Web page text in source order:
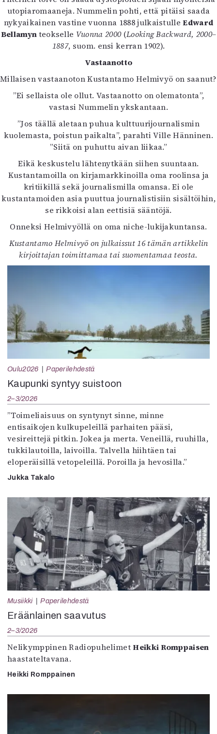
utopiaromaaneja. Nummelin pohti, että pitäisi saada
nykyaikainen vastine vuonna 1888 julkaistulleEdward
Bellamynteokselle Vuonna 2000 (Looking Backward, 2000–
1887, suom. ensi kerran 1902).
Vastaanotto
Millaisen vastaanoton Kustantamo Helmivyö on saanut?
”Ei sellaista ole ollut. Vastaanotto on olematonta”,
vastasi Nummelin ykskantaan.
”Jos täällä aletaan puhua kulttuurijournalismin
kuolemasta, poistun paikalta”, parahti Ville Hänninen.
”Siitä on puhuttu aivan liikaa.”
Eikä keskustelu lähtenytkään siihen suuntaan.
Kustantamoilla on kirjamarkkinoilla oma roolinsa ja
kritiikillä sekä journalismilla omansa. Ei ole
kustantamoiden asia puuttua journalistisiin sisältöihin,
se rikkoisi alan eettisiä sääntöjä.
Onneksi Helmivyöllä on oma niche-lukijakuntansa.
Kustantamo Helmivyö on julkaissut 16 tämän artikkelin
kirjoittajan toimittamaa tai suomentamaa teosta.
Oulu2026 Paperilehdestä
Kaupunki syntyy suistoon
2–3/2026
”Toimeliaisuus on syntynyt sinne, minne
entisaikojen kulkupeleillä parhaiten pääsi,
vesireittejä pitkin. Jokea ja merta. Veneillä, ruuhilla,
tukkilautoilla, laivoilla. Talvella hiihtäen tai
eloperäisillä vetopeleillä. Poroilla ja hevosilla.”
Jukka Takalo
Musiikki Paperilehdestä
Eräänlainen saavutus
2–3/2026
Nelikymppinen RadiopuhelimetHeikki Romppaisen
haastateltavana.
Heikki Romppainen